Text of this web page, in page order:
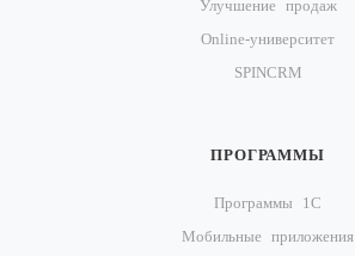
Улучшение продаж
Online-университет
SPINCRM
ПРОГРАММЫ
Программы 1С
Мобильные приложения